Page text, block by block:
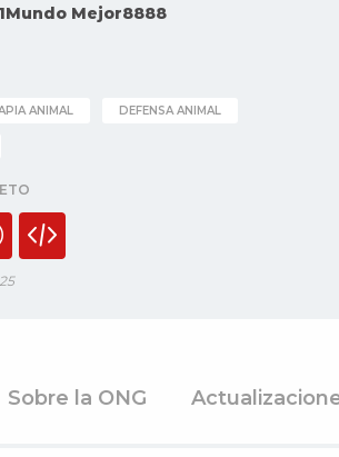
Mejor8888
ANIMAL DEFENSA ANIMAL
Sobre la ONG